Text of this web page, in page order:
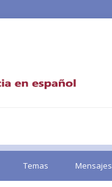
Temas Mensajes